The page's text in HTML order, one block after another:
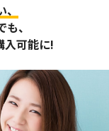
、
入可能に!